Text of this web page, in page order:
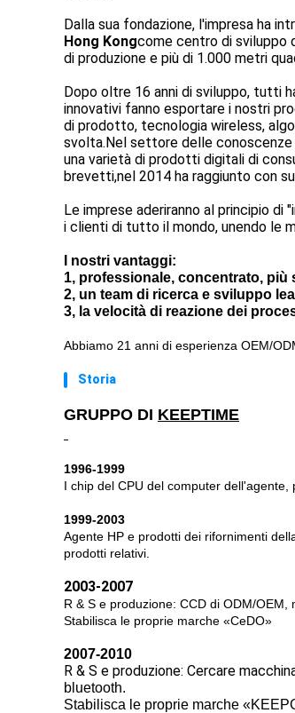
Dalla sua fondazione, l'impresa ha
Hong Kongcome centro di sviluppo
di produzione e più di 1.000 metri
Dopo oltre 16 anni di sviluppo, tutti
innovativi fanno esportare i nostri
di prodotto, tecnologia wireless,
svolta.Nel settore delle
una varietà di prodotti digitali di
brevetti,nel 2014 ha raggiunto con
Le imprese aderiranno al principio di
i clienti di tutto il mondo, unendo le
I nostri vantaggi:
1, professionale, concentrato, più
2, un team di ricerca e sviluppo
3, la velocità di reazione dei
Abbiamo 21 anni di esperienza OEM/
Storia
GRUPPO DI KEEPTIME
1996-1999
I chip del CPU del computer
1999-2003
Agente HP e prodotti dei rifornimenti
prodotti relativi.
2003-2007
R & S e produzione: CCD di ODM/
Stabilisca le proprie marche «CeDO»
2007-2010
R & S e produzione: Cercare
bluetooth.
Stabilisca le proprie marche